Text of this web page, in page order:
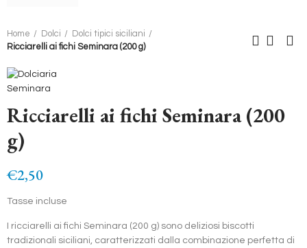
Home Dolci
Dolci tipici siciliani
Ricciarelli ai fichi Seminara (200 g)
Ricciarelli ai fichi Seminara (200
g)
€2,50
Tasse incluse
I ricciarelli ai fichi Seminara (200 g) sono deliziosi biscotti
tradizionali siciliani, caratterizzati dalla combinazione perfetta di